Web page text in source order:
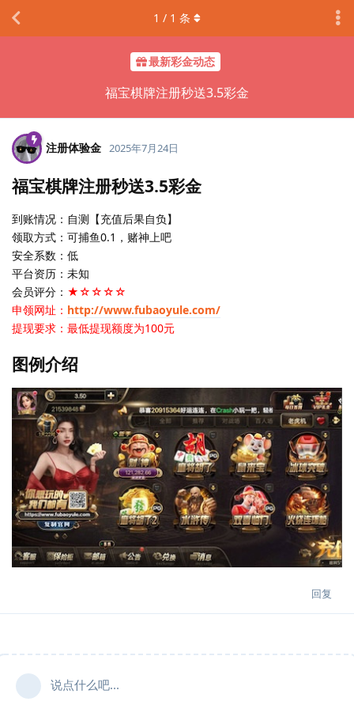
最新彩金动态
福宝棋牌注册秒送3.5彩金
1 / 1 条
注册体验金 2025年7月24日
福宝棋牌注册秒送3.5彩金
到账情况：自测【充值后果自负】
领取方式：可捕鱼0.1，赌神上吧
安全系数：低
平台资历：未知
会员评分： ★☆☆☆☆
申领网址： http://www.fubaoyule.com/
提现要求：最低提现额度为100元
图例介绍
回复
说点什么吧...